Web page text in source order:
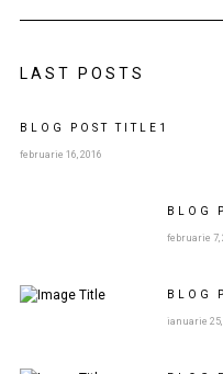
LAST POSTS
BLOG POSTTITLE 1
februarie 16, 2016
BLOG
februarie 7,
BLOG
ianuarie 25,